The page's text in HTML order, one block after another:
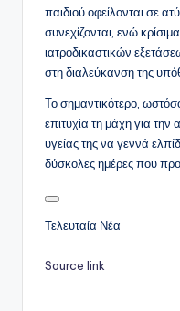
παιδιού οφείλονται σε
συνεχίζονται, ενώ
ιατροδικαστικών
στη διαλεύκανση της
Το σημαντικότερο,
επιτυχία τη μάχη για την
υγείας της να γεννά
δύσκολες ημέρες που
Τελευταία Νέα
Source link